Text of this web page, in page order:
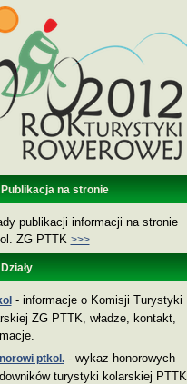
Publikacja na stronie
publikacji informacji na stronie
ZG PTTK >>>
Działy
- informacje o Komisji Turystyki
ZG PTTK, władze, kontakt,
ptkol.- wykaz honorowych
turystyki kolarskiej PTTK.